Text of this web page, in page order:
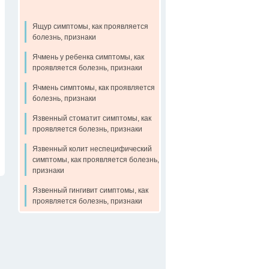
Ящур симптомы, как проявляется
болезнь, признаки
Ячмень у ребенка симптомы, как
проявляется болезнь, признаки
Ячмень симптомы, как проявляется
болезнь, признаки
Язвенный стоматит симптомы, как
проявляется болезнь, признаки
Язвенный колит неспецифический
симптомы, как проявляется болезнь,
признаки
Язвенный гингивит симптомы, как
проявляется болезнь, признаки